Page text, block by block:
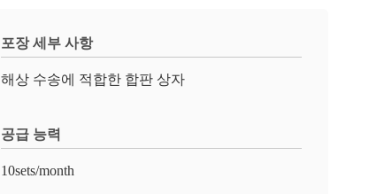
포장 세부 사항
해상 수송에 적합한 합판 상자
공급 능력
10sets/month